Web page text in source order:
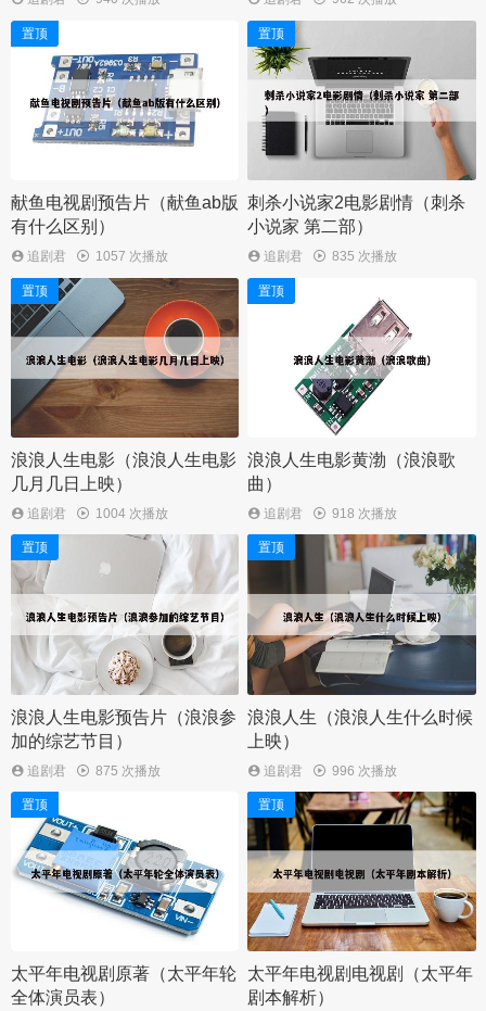
置顶
献鱼电视剧预告片（献鱼ab版
有什么区别）
追剧君 1057 次播放
置顶
刺杀小说家2电影剧情（刺杀
小说家 第二部）
追剧君 835 次播放
置顶
浪浪人生电影（浪浪人生电影
几月几日上映）
追剧君 1004 次播放
置顶
浪浪人生电影黄渤（浪浪歌
曲）
追剧君 918 次播放
置顶
浪浪人生电影预告片（浪浪参
加的综艺节目）
追剧君 875 次播放
置顶
浪浪人生（浪浪人生什么时候
上映）
追剧君 996 次播放
置顶
太平年电视剧原著（太平年轮
全体演员表）
置顶
太平年电视剧电视剧（太平年
剧本解析）